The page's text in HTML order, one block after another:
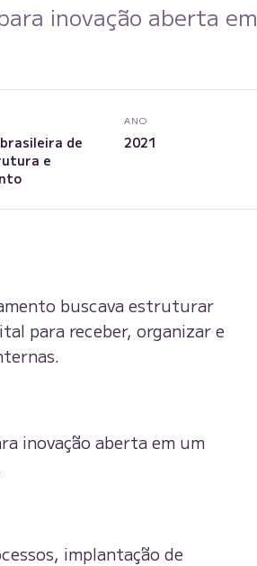
inovação aberta em
de
e
ANO
2021
buscava estruturar
para receber, organizar e
inovação aberta em um
implantação de